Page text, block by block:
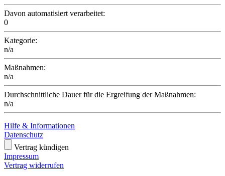
Davon automatisiert verarbeitet:
0
Kategorie:
n/a
Maßnahmen:
n/a
Durchschnittliche Dauer für die Ergreifung der Maßnahmen:
n/a
Hilfe & Informationen
Datenschutz
Vertrag kündigen
Impressum
Vertrag widerrufen